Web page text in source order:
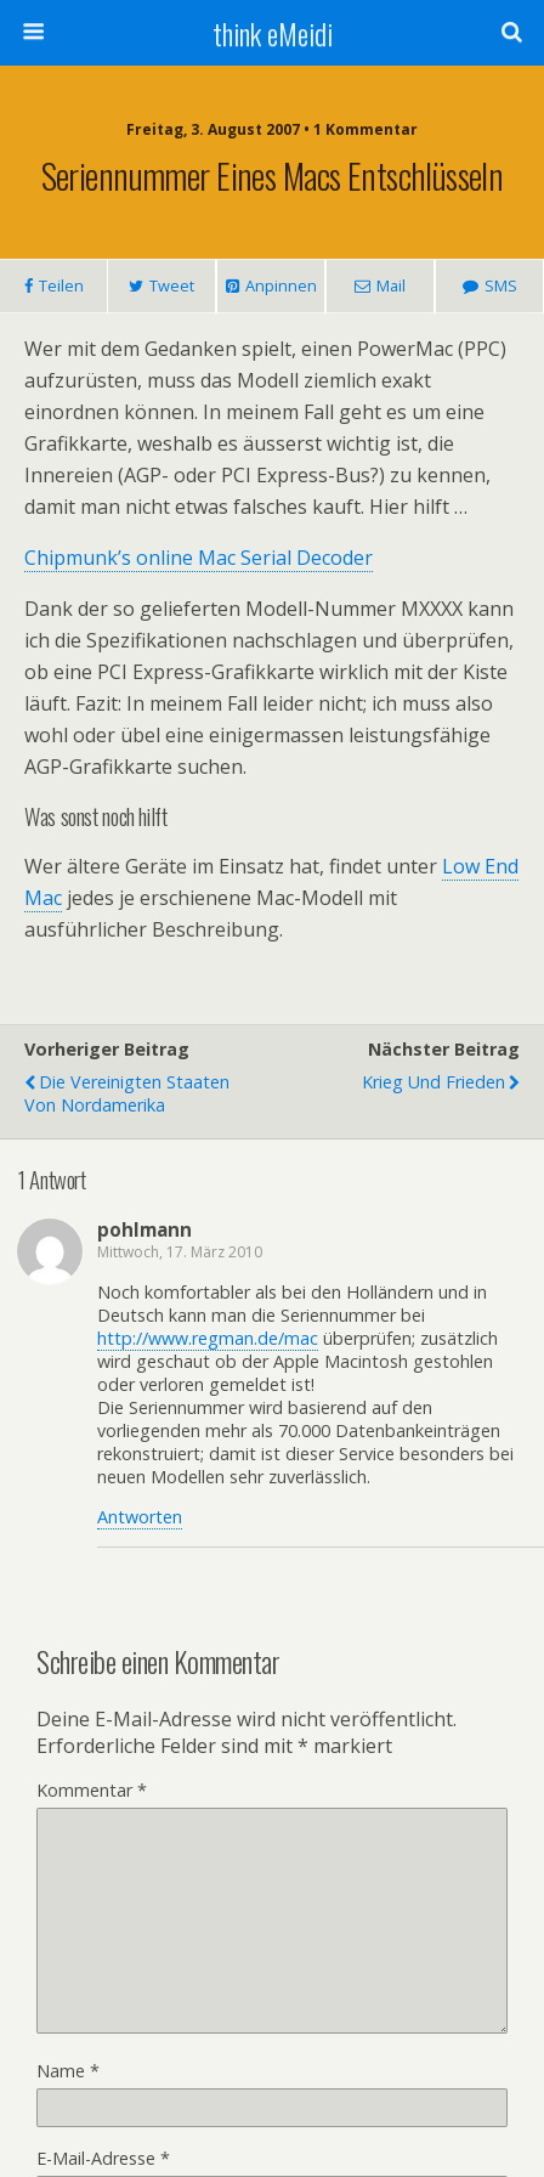
think eMeidi
Freitag, 3. August 2007 • 1 Kommentar
Seriennummer Eines Macs Entschlüsseln
Teilen Tweet Anpinnen Mail SMS
Wer mit dem Gedanken spielt, einen PowerMac (PPC)
aufzurüsten, muss das Modell ziemlich exakt
einordnen können. In meinem Fall geht es um eine
Grafikkarte, weshalb es äusserst wichtig ist, die
Innereien (AGP- oder PCI Express-Bus?) zu kennen,
damit man nicht etwas falsches kauft. Hier hilft …
Chipmunk’s online Mac Serial Decoder
Dank der so gelieferten Modell-Nummer MXXXX kann
ich die Spezifikationen nachschlagen und überprüfen,
ob eine PCI Express-Grafikkarte wirklich mit der Kiste
läuft. Fazit: In meinem Fall leider nicht; ich muss also
wohl oder übel eine einigermassen leistungsfähige
AGP-Grafikkarte suchen.
Was sonst noch hilft
Wer ältere Geräte im Einsatz hat, findet unter Low End
Mac jedes je erschienene Mac-Modell mit
ausführlicher Beschreibung.
Vorheriger Beitrag
Die Vereinigten Staaten
Von Nordamerika
Nächster Beitrag
Krieg Und Frieden
1 Antwort
pohlmann
Mittwoch, 17. März 2010
Noch komfortabler als bei den Holländern und in
Deutsch kann man die Seriennummer bei
http://www.regman.de/mac überprüfen; zusätzlich
wird geschaut ob der Apple Macintosh gestohlen
oder verloren gemeldet ist!
Die Seriennummer wird basierend auf den
vorliegenden mehr als 70.000 Datenbankeinträgen
rekonstruiert; damit ist dieser Service besonders bei
neuen Modellen sehr zuverlässlich.
Antworten
Schreibe einen Kommentar
Deine E-Mail-Adresse wird nicht veröffentlicht.
Erforderliche Felder sind mit* markiert
Kommentar*
Name *
E-Mail-Adresse *